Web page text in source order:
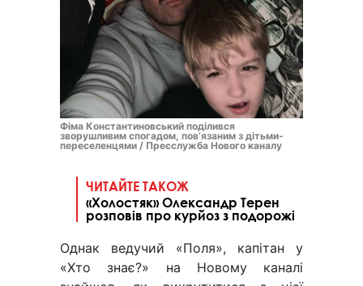
Фіма Константиновський поділився
зворушливим спогадом, повʼязаним з дітьми-
переселенцями / Пресслужба Нового каналу
ЧИТАЙТЕ ТАКОЖ
«Холостяк» Олександр Терен
розповів про курйоз з подорожі
Однак ведучий «Поля», капітан у
«Хто знає?» на Новому каналі